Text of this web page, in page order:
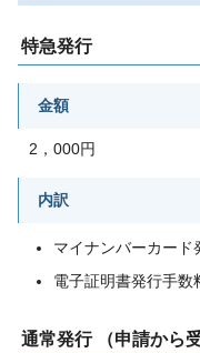
特急発行
金額
2，000円
内訳
マイナンバーカード
電子証明書発行手数
通常発行 （申請から